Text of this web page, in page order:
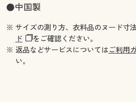
●中国製
※ サイズの測り方、衣料品のヌード寸
ド
をご確認ください。
※ 返品などサービスについてはご利用
い。